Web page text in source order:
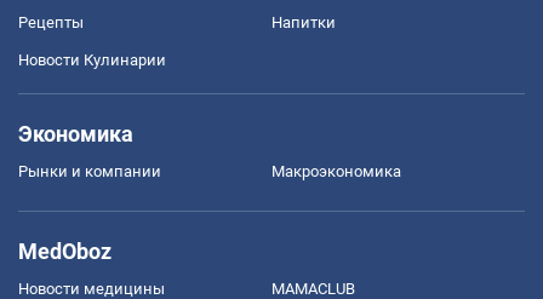
Рецепты Напитки
Новости Кулинарии
Экономика
Рынки и компании Mакроэкономика
MedOboz
Новости медицины MAMACLUB